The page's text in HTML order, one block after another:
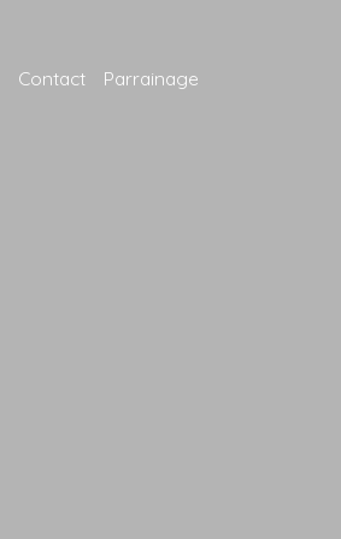
Contact Parrainage